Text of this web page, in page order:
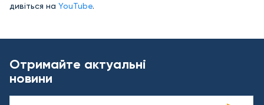
дивіться на YouTube.
Отримайте актуальні
новини